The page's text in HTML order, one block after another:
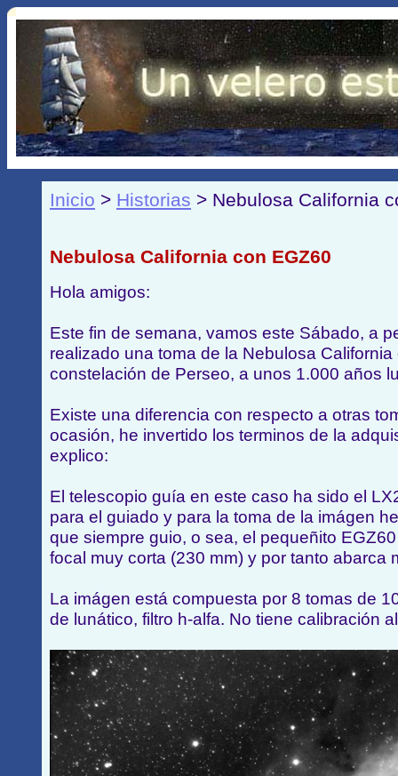
Inicio > Historias > Nebulosa California
Nebulosa California con EGZ60
Hola amigos:
Este fin de semana, vamos este Sábado, a
realizado una toma de la Nebulosa
constelación de Perseo, a unos 1.000 años
Existe una diferencia con respecto a otras
ocasión, he invertido los terminos de la
explico:
El telescopio guía en este caso ha sido el
para el guiado y para la toma de la imágen
que siempre guio, o sea, el pequeñito
focal muy corta (230 mm) y por tanto abarca
La imágen está compuesta por 8 tomas de
de lunático, filtro h-alfa. No tiene calibración